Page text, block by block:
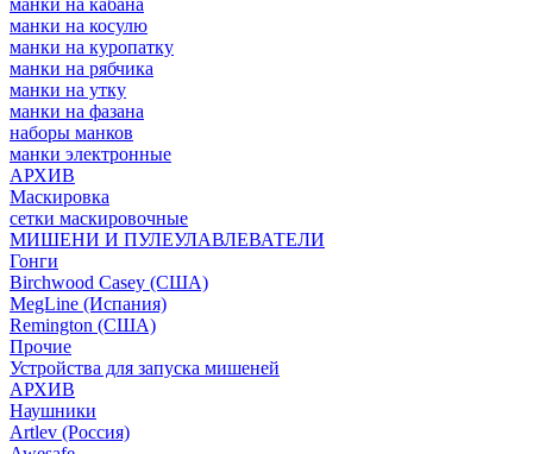
манки на кабана
манки на косулю
манки на куропатку
манки на рябчика
манки на утку
манки на фазана
наборы манков
манки электронные
АРХИВ
Маскировка
сетки маскировочные
МИШЕНИ И ПУЛЕУЛАВЛЕВАТЕЛИ
Гонги
Birchwood Casey (США)
MegLine (Испания)
Remington (США)
Прочие
Устройства для запуска мишеней
АРХИВ
Наушники
Artlev (Россия)